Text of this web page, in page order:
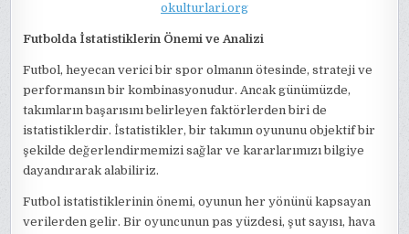
okulturlari.org
Futbolda İstatistiklerin Önemi ve Analizi
Futbol, heyecan verici bir spor olmanın ötesinde, strateji ve
performansın bir kombinasyonudur. Ancak günümüzde,
takımların başarısını belirleyen faktörlerden biri de
istatistiklerdir. İstatistikler, bir takımın oyununu objektif bir
şekilde değerlendirmemizi sağlar ve kararlarımızı bilgiye
dayandırarak alabiliriz.
Futbol istatistiklerinin önemi, oyunun her yönünü kapsayan
verilerden gelir. Bir oyuncunun pas yüzdesi, şut sayısı, hava